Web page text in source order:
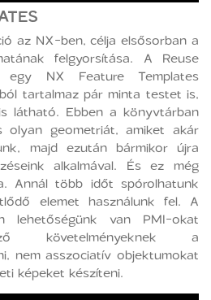
az NX-ben, célja elsősorban a
felgyorsítása. A Reuse
egy NX Feature Templates
tartalmaz pár minta testet is,
látható. Ebben a könyvtárban
olyan geometriát, amiket akár
majd ezután bármikor újra
alkalmával. És ez még
Annál több időt spórolhatunk
elemet használunk fel. A
lehetőségünk van PMI-okat
követelményeknek a
nem asszociatív objektumokat
képeket készíteni.